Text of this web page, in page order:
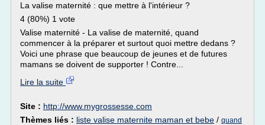
La valise maternité : que mettre à l'intérieur ?
4 (80%) 1 vote
Valise maternité - La valise de maternité, quand
commencer à la préparer et surtout quoi mettre dedans ?
Voici une phrase que beaucoup de jeunes et de futures
mamans se doivent de supporter ! Contre...
Lire la suite
Site : http://www.mygrossesse.com
Thèmes liés : liste valise maternite maman et bebe / quand